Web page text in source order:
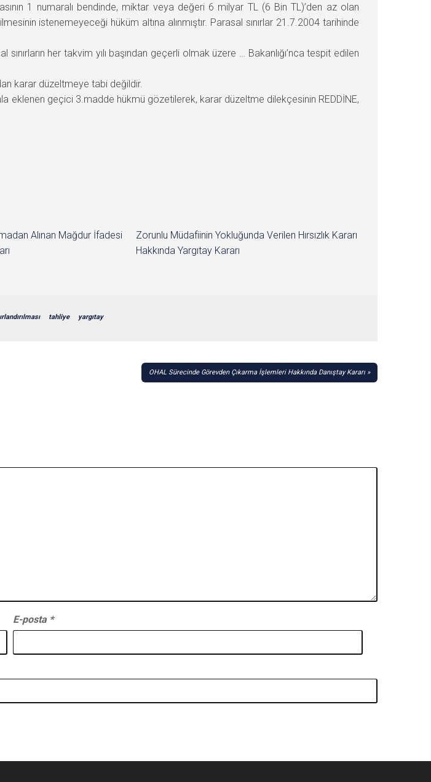
1 numaralı bendinde, miktar veya değeri 6 milyar TL (6 Bin TL)’den az olan
istenemeyeceği hüküm altına alınmıştır. Parasal sınırlar 21.7.2004 tarihinde
her takvim yılı başından geçerli olmak üzere … Bakanlığı’nca tespit edilen
karar düzeltmeye tabi değildir.
eklenen geçici 3.madde hükmü gözetilerek, karar düzeltme dilekçesinin REDDİNE,
Alınan Mağdur İfadesi
Zorunlu Müdafiinin Yokluğunda Verilen Hırsızlık Kararı
Hakkında Yargıtay Kararı
tahliye yargıtay
OHAL Sürecinde Görevden Çıkarma İşlemleri Hakkında Danıştay Kararı
E-posta *